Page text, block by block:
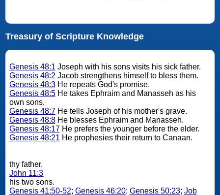
Treasury of Scripture Knowledge
Genesis 48:1 Joseph with his sons visits his sick father.
Genesis 48:2 Jacob strengthens himself to bless them.
Genesis 48:3He repeats God's promise.
Genesis 48:5He takes Ephraim and Manasseh as his
own sons.
Genesis 48:7He tells Joseph of his mother's grave.
Genesis 48:8He blesses Ephraim and Manasseh.
Genesis 48:17He prefers the younger before the elder.
Genesis 48:21 He prophesies their return to Canaan.
thy father.
John 11:3
his two sons.
Genesis 41:50-52; Genesis 46:20; Genesis 50:23; Job